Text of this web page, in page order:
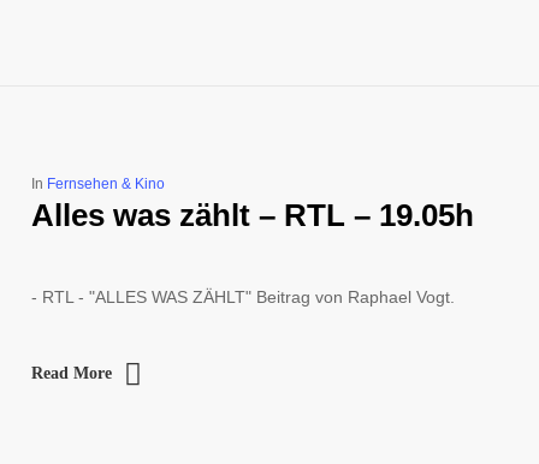
In Fernsehen & Kino
Alles was zählt – RTL – 19.05h
- RTL - "ALLES WAS ZÄHLT" Beitrag von Raphael Vogt.
Read More